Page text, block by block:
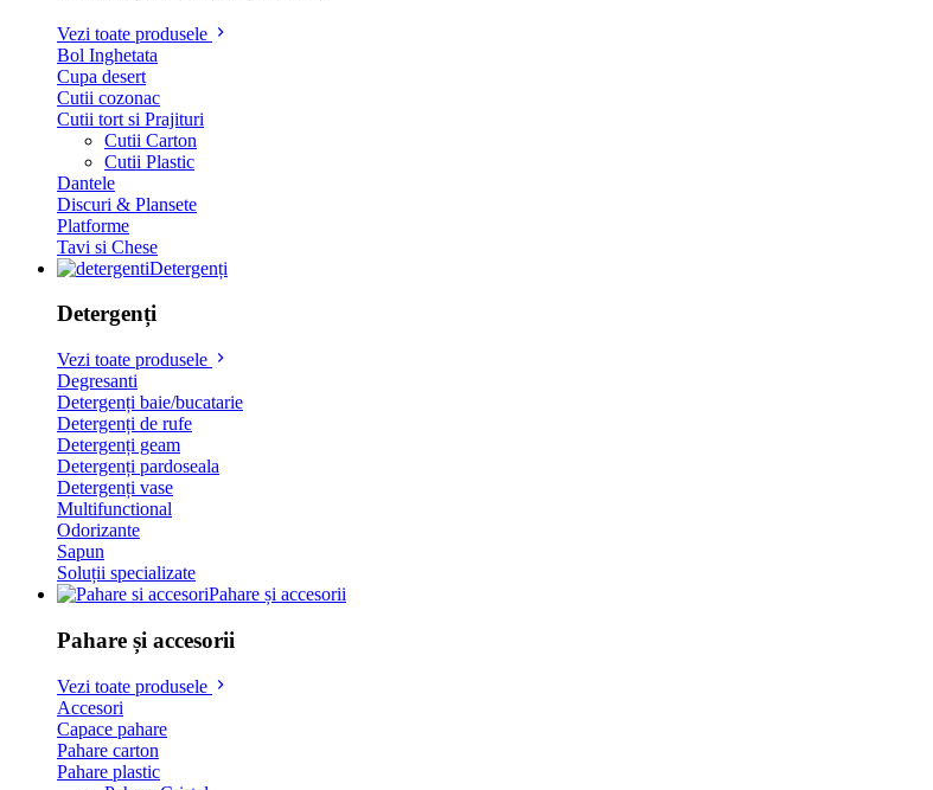
Vezi toate produsele
Bol Inghetata
Cupa desert
Cutii cozonac
Cutii tort si Prajituri
Cutii Carton
Cutii Plastic
Dantele
Discuri & Plansete
Platforme
Tavi si Chese
Detergenți
Detergenți
Vezi toate produsele
Degresanti
Detergenți baie/bucatarie
Detergenți de rufe
Detergenți geam
Detergenți pardoseala
Detergenți vase
Multifunctional
Odorizante
Sapun
Soluții specializate
Pahare și accesorii
Pahare și accesorii
Vezi toate produsele
Accesori
Capace pahare
Pahare carton
Pahare plastic